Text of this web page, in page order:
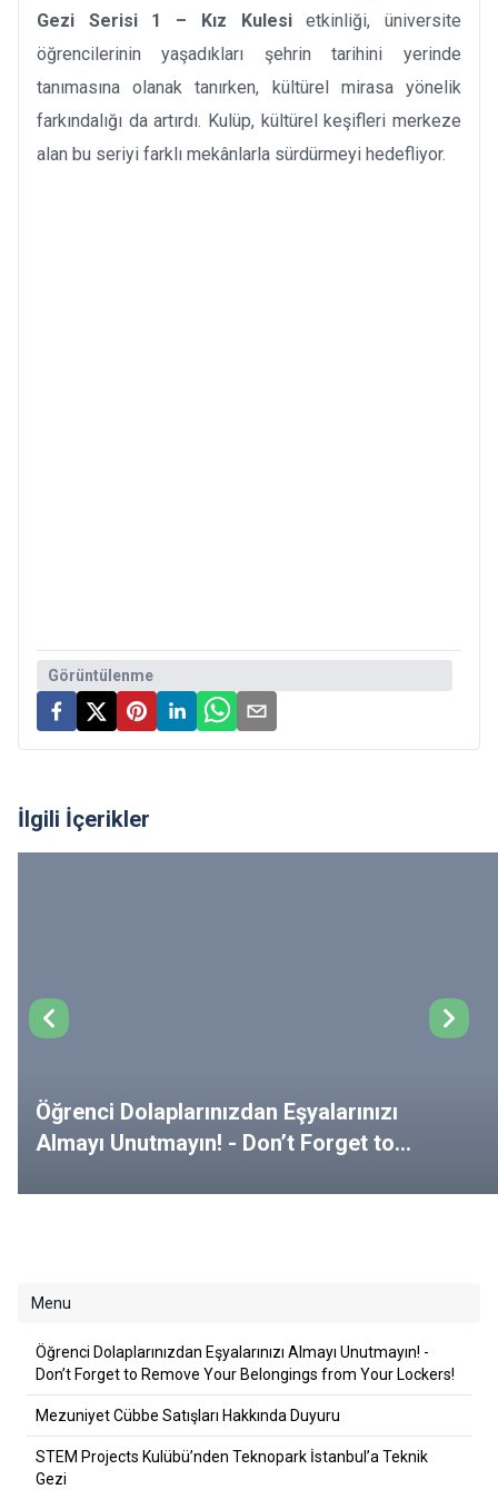
Gezi Serisi 1 – Kız Kulesietkinliği, üniversite
öğrencilerinin yaşadıkları şehrin tarihini yerinde
tanımasına olanak tanırken, kültürel mirasa yönelik
farkındalığı da artırdı. Kulüp, kültürel keşifleri merkeze
alan bu seriyi farklı mekânlarla sürdürmeyi hedefliyor.
Görüntülenme
İlgili İçerikler
Öğrenci Dolaplarınızdan Eşyalarınızı
Almayı Unutmayın! - Don’t Forget to
Menu
Öğrenci Dolaplarınızdan Eşyalarınızı Almayı Unutmayın! -
Don’t Forget to Remove Your Belongings from Your Lockers!
Mezuniyet Cübbe Satışları Hakkında Duyuru
STEM Projects Kulübü’nden Teknopark İstanbul’a Teknik
Gezi